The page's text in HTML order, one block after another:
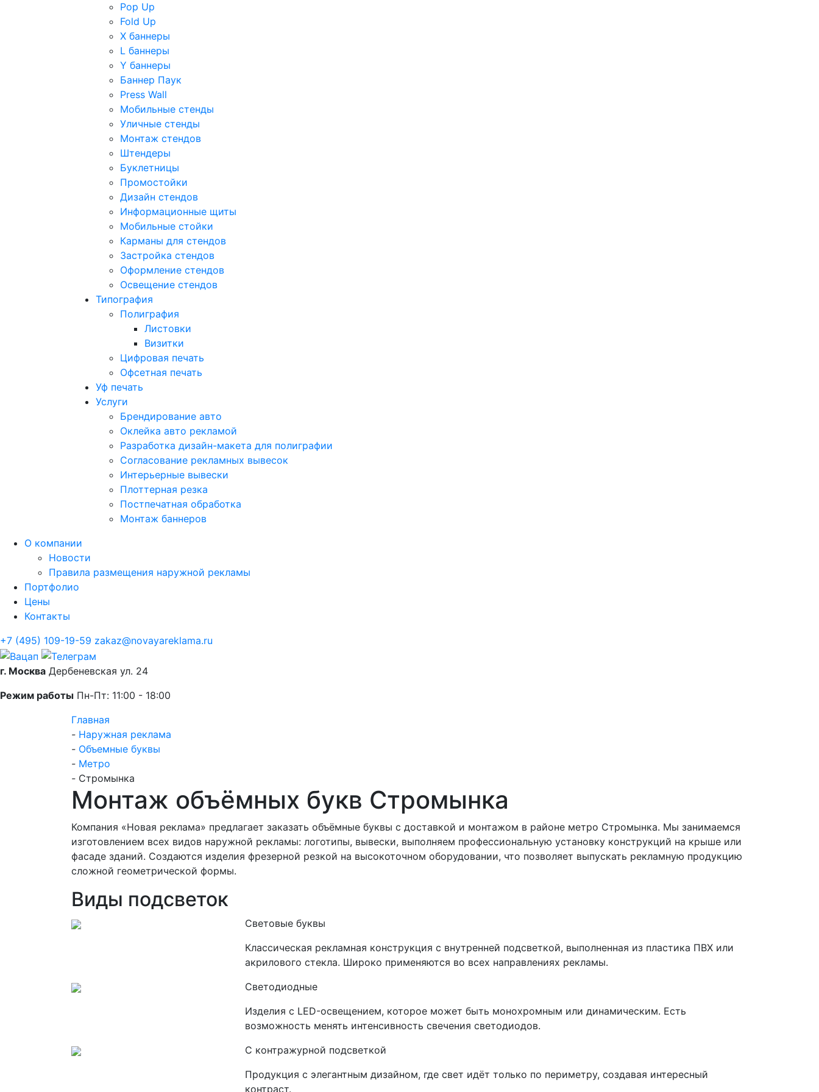
Pop Up
Fold Up
Х баннеры
L баннеры
Y баннеры
Баннер Паук
Press Wall
Мобильные стенды
Уличные стенды
Монтаж стендов
Штендеры
Буклетницы
Промостойки
Дизайн стендов
Информационные щиты
Мобильные стойки
Карманы для стендов
Застройка стендов
Оформление стендов
Освещение стендов
Типография
Полиграфия
Листовки
Визитки
Цифровая печать
Офсетная печать
Уф печать
Услуги
Брендирование авто
Оклейка авто рекламой
Разработка дизайн-макета для полиграфии
Согласование рекламных вывесок
Интерьерные вывески
Плоттерная резка
Постпечатная обработка
Монтаж баннеров
О компании
Новости
Правила размещения наружной рекламы
Портфолио
Цены
Контакты
+7 (495) 109-19-59 zakaz@novayareklama.ru
г. Москва Дербеневская ул. 24
Режим работы Пн-Пт: 11:00 - 18:00
Главная
- Наружная реклама
- Объемные буквы
- Метро
- Стромынка
Монтаж объёмных букв Стромынка
Компания «Новая реклама» предлагает заказать объёмные буквы с доставкой и монтажом в районе метро Стромынка. Мы занимаемся
изготовлением всех видов наружной рекламы: логотипы, вывески, выполняем профессиональную установку конструкций на крыше или
фасаде зданий. Создаются изделия фрезерной резкой на высокоточном оборудовании, что позволяет выпускать рекламную продукцию
сложной геометрической формы.
Виды подсветок
Световые буквы
Классическая рекламная конструкция с внутренней подсветкой, выполненная из пластика ПВХ или
акрилового стекла. Широко применяются во всех направлениях рекламы.
Светодиодные
Изделия с LED-освещением, которое может быть монохромным или динамическим. Есть
возможность менять интенсивность свечения светодиодов.
С контражурной подсветкой
Продукция с элегантным дизайном, где свет идёт только по периметру, создавая интересный
контраст.